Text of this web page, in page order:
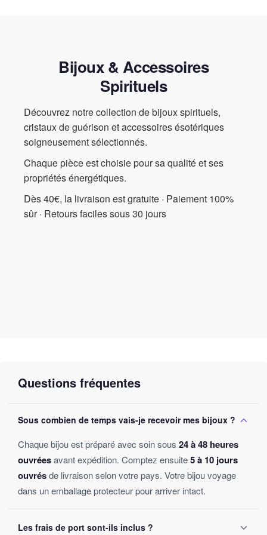
journées ordinaires en moments exceptionnels. Ne manquez pas
l’opportunité de posséder un bijou qui symbolise tant de beauté et
d’artisanat; c’est vraiment un article incontournable.
Bijoux & Accessoires
Spirituels
Découvrez notre collection de bijoux spirituels,
cristaux de guérison et accessoires ésotériques
soigneusement sélectionnés.
Chaque pièce est choisie pour sa qualité et ses
propriétés énergétiques.
Dès 40€, la livraison est gratuite · Paiement 100%
sûr · Retours faciles sous 30 jours
Questions fréquentes
Sous combien de temps vais-je recevoir mes bijoux ?
Chaque bijou est préparé avec soin sous 24 à 48 heures
ouvréesavant expédition. Comptez ensuite5 à 10 jours
ouvrésde livraison selon votre pays. Votre bijou voyage
dans un emballage protecteur pour arriver intact.
Les frais de port sont-ils inclus ?